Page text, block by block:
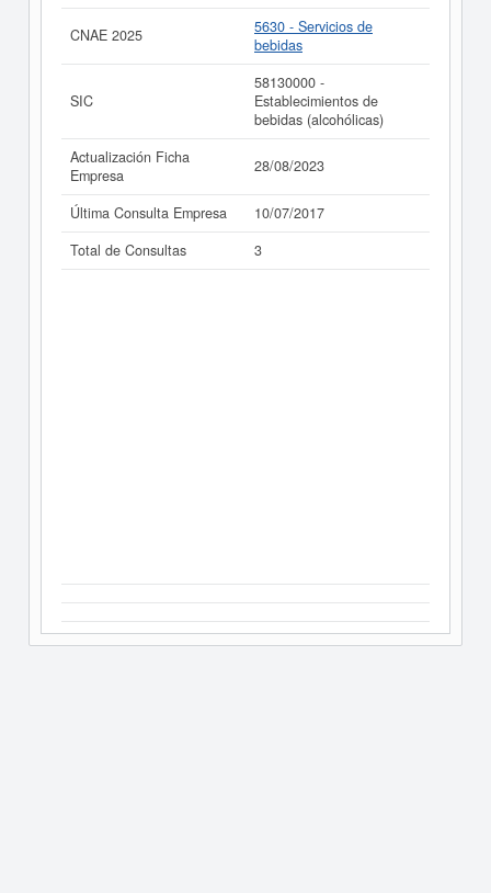
La última actualización del informe de empresa se ha
realizado el 28/08/2023.
CNAE 2025
5630 - Servicios de
bebidas
SIC
58130000 -
Establecimientos de
bebidas (alcohólicas)
Actualización Ficha
Empresa
28/08/2023
Última Consulta Empresa
10/07/2017
Total de Consultas
3